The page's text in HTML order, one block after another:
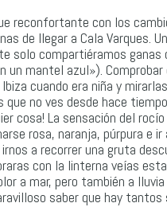
reconfortante con los
de llegar a Cala Varques.
solo compartiéramos ganas
un mantel azul»).
cuando era niña y
no ves desde hace
cosa! La sensación del
rosa, naranja, púrpura e
a recorrer una gruta
con la linterna veías
a mar, pero también a
saber que hay